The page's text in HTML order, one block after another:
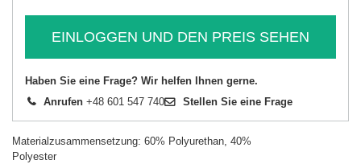
EINLOGGEN UND DEN PREIS SEHEN
Haben Sie eine Frage? Wir helfen Ihnen gerne.
Anrufen +48 601 547 740 Stellen Sie eine Frage
Materialzusammensetzung: 60% Polyurethan, 40%
Polyester